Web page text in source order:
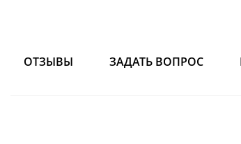
ОТЗЫВЫ ЗАДАТЬ ВОПРОС